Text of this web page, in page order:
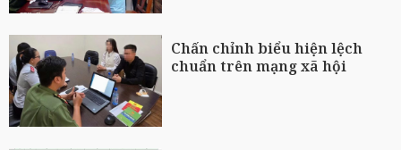
Chấn chỉnh biểu hiện lệch
chuẩn trên mạng xã hội